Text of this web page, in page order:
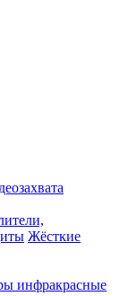
Жёсткие
инфракрасные